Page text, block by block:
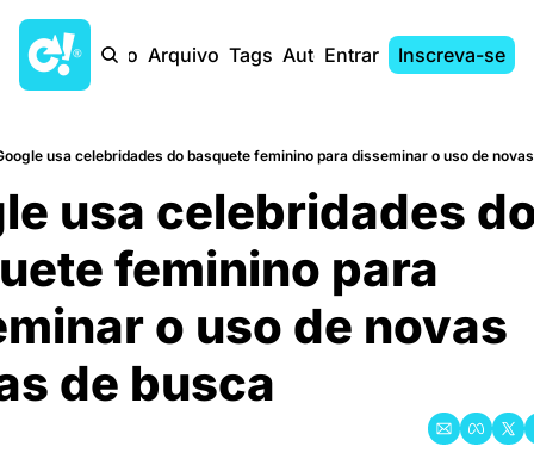
Início Arquivo Tags AutoresEntrar Inscreva-se
usa celebridades do basquete feminino para disseminar o uso de
usa celebridades
feminino para
o uso de novas
de busca